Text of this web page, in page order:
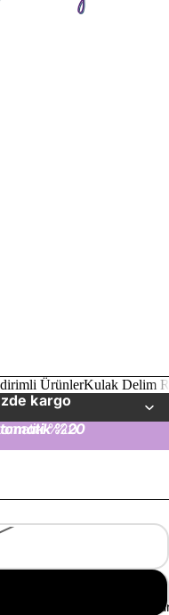
ÜrünlerKulak Delim
kargo
%20
%20